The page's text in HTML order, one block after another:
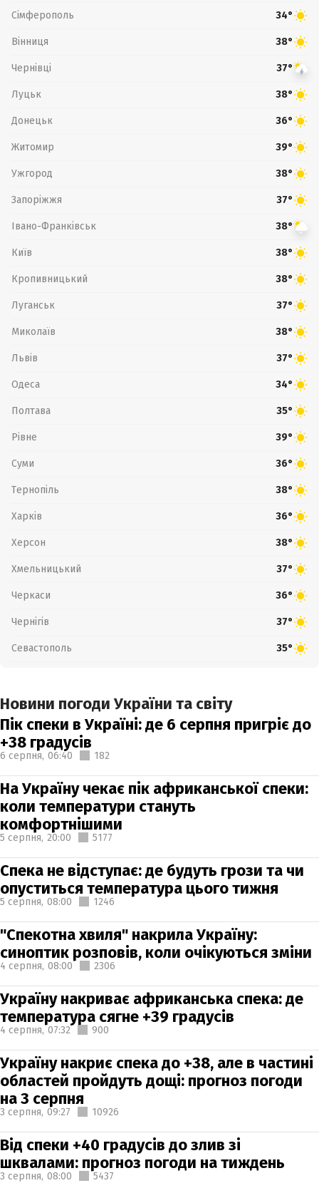
Сімферополь 34°
Вінниця 38°
Чернівці 37°
Луцьк 38°
Донецьк 36°
Житомир 39°
Ужгород 38°
Запоріжжя 37°
Івано-Франківськ 38°
Київ 38°
Кропивницький 38°
Луганськ 37°
Миколаїв 38°
Львів 37°
Одеса 34°
Полтава 35°
Рівне 39°
Суми 36°
Тернопіль 38°
Харків 36°
Херсон 38°
Хмельницький 37°
Черкаси 36°
Чернігів 37°
Севастополь 35°
Новини погоди України та світу
Пік спеки в Україні: де 6 серпня пригріє до
+38 градусів
6 серпня, 06:40 182
На Україну чекає пік африканської спеки:
коли температури стануть
комфортнішими
5 серпня, 20:00 5177
Спека не відступає: де будуть грози та чи
опуститься температура цього тижня
5 серпня, 08:00 1246
"Спекотна хвиля" накрила Україну:
синоптик розповів, коли очікуються зміни
4 серпня, 08:00 2306
Україну накриває африканська спека: де
температура сягне +39 градусів
4 серпня, 07:32 900
Україну накриє спека до +38, але в частині
областей пройдуть дощі: прогноз погоди
на 3 серпня
3 серпня, 09:27 10926
Від спеки +40 градусів до злив зі
шквалами: прогноз погоди на тиждень
3 серпня, 08:00 5437